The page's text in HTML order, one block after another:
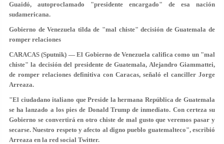
Guaidó, autoproclamado "presidente encargado" de esa nación
sudamericana.
Gobierno de Venezuela tilda de "mal chiste" decisión de Guatemala de
romper relaciones
CARACAS (Sputnik) — El Gobierno de Venezuela califica como un "mal
chiste" la decisión del presidente de Guatemala, Alejandro Giammattei,
de romper relaciones definitiva con Caracas, señaló el canciller Jorge
Arreaza.
"El ciudadano italiano que Preside la hermana República de Guatemala
se ha lanzado a los pies de Donald Trump de inmediato. Con certeza su
Gobierno se convertirá en otro chiste de mal gusto que veremos pasar y
secarse. Nuestro respeto y afecto al digno pueblo guatemalteco", escribió
Arreaza en la red social Twitter.